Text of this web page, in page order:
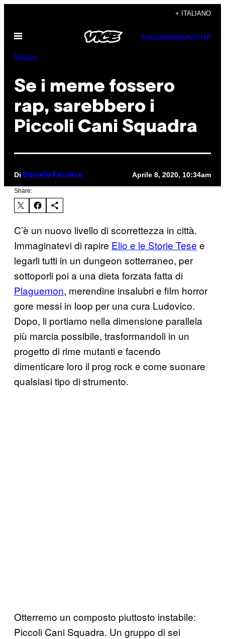
contenuto
+ ITALIANO
Apri
SUBSCRIBENEWSLETTER
Música
Se i meme fossero
rap, sarebbero i
Piccoli Cani Squadra
Di Daniele Ferriero Aprile 8, 2020, 10:34am
Share:
C’è un nuovo livello di scorrettezza in città.
Immaginatevi di rapire Elio e le Storie Tese e
legarli tutti in un dungeon sotterraneo, per
sottoporli poi a una dieta forzata fatta di
Plaguemon, merendine insalubri e film horror
gore messi in loop per una cura Ludovico.
Dopo, li portiamo nella dimensione parallela
più marcia possibile, trasformandoli in un
progetto di rime mutanti e facendo
dimenticare loro il prog rock e come suonare
qualsiasi tipo di strumento.
Otterremo un composto piuttosto instabile:
Piccoli Cani Squadra. Un gruppo di sei